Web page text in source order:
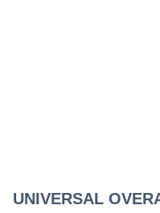
UNIVERSAL